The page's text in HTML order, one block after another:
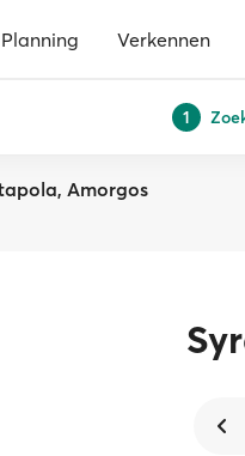
Planning Verkennen
1
Amorgos